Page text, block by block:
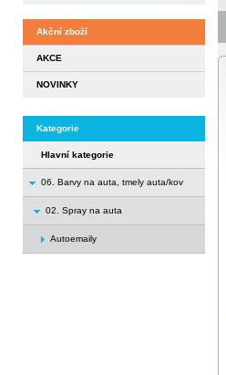
Akční zboží
AKCE
NOVINKY
Kategorie
Hlavní kategorie
06. Barvy na auta, tmely auta/kov
02. Spray na auta
Autoemaily